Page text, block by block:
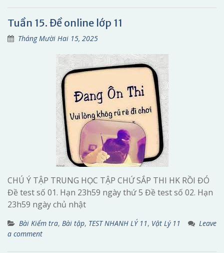
Tuần 15. Đề online lớp 11
Tháng Mười Hai 15, 2025
CHÚ Ý TẬP TRUNG HỌC TẬP CHỨ SẮP THI HK RỒI ĐÓ
Đề test số 01. Hạn 23h59 ngày thứ 5 Đề test số 02. Hạn
23h59 ngày chủ nhật
Bài Kiểm tra, Bài tập, TEST NHANH LÝ 11, Vật Lý 11
Leave
a comment